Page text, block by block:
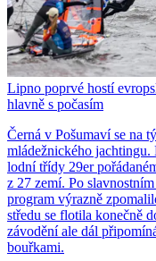
Lipno poprvé hostí
hlavně s počasím
Černá v Pošumaví se na
mládežnického
lodní třídy 29er
z 27 zemí. Po
program výrazně
středu se flotila konečně
závodění ale dál
bouřkami.